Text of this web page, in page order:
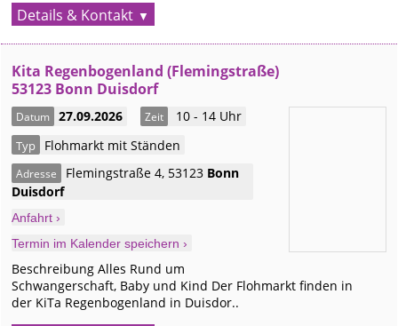
Details & Kontakt
Kita Regenbogenland (Flemingstraße)
53123 Bonn Duisdorf
Datum 27.09.2026 Zeit 10 - 14 Uhr
Typ Flohmarkt mit Ständen
Adresse Flemingstraße 4, 53123 Bonn
Duisdorf
Anfahrt ›
Termin im Kalender speichern ›
Beschreibung Alles Rund um
Schwangerschaft, Baby und Kind Der Flohmarkt finden in
der KiTa Regenbogenland in Duisdor..